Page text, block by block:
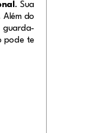
. Sua
do
guarda-
pode te